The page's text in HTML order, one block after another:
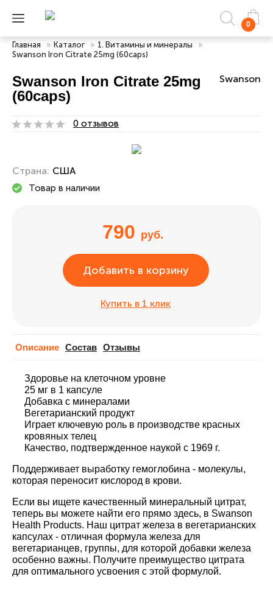
0
Главная » Каталог » 1. Витамины и минералы
»
Swanson Iron Citrate 25mg (60caps)
Swanson Iron Citrate 25mg
(60caps)
Swanson
0 отзывов
Страна: США
Товар в наличии
790 руб.
Добавить в корзину
Купить в 1 клик
Описание Cостав Отзывы
Здоровье на клеточном уровне
25 мг в 1 капсуле
Добавка с минералами
Вегетарианский продукт
Играет ключевую роль в производстве красных
кровяных телец
Качество, подтвержденное наукой с 1969 г.
Поддерживает выработку гемоглобина - молекулы,
которая переносит кислород в крови.
Если вы ищете качественный минеральный цитрат,
теперь вы можете найти его прямо здесь, в Swanson
Health Products. Наш цитрат железа в вегетарианских
капсулах - отличная формула железа для
вегетарианцев, группы, для которой добавки железа
особенно важны. Получите преимущество цитрата
для оптимального усвоения с этой формулой.